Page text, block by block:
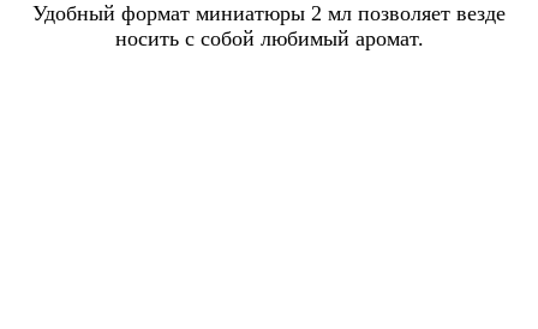
Удобный формат миниатюры 2 мл позволяет везде
носить с собой любимый аромат.